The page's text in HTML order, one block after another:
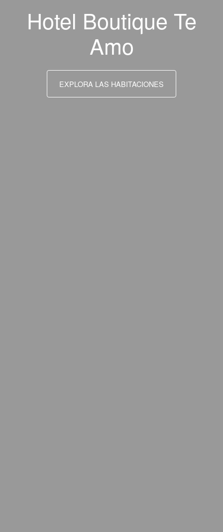
Hotel Boutique Te
Amo
EXPLORA LAS HABITACIONES